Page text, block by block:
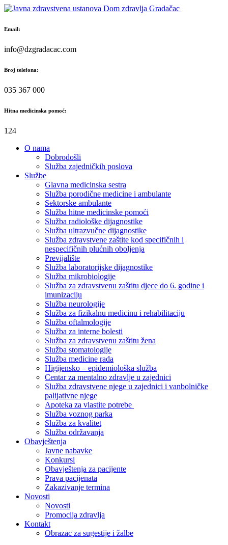
Skip
content
Email:
info@dzgradacac.com
Broj telefona:
035 367 000
Hitna medicinska pomoć:
124
O nama
Dobrodošli
Služba zajedničkih poslova
Službe
Glavna medicinska sestra
Služba porodične medicine i ambulante
Sektorske ambulante
Služba hitne medicinske pomoći
Služba radiološke dijagnostike
Služba ultrazvučne dijagnostike
Služba zdravstvene zaštite kod specifičnih i
nespecifičnih plućnih oboljenja
Previjalište
Služba laboratorijske dijagnostike
Služba mikrobiologije
Služba za zdravstvenu zaštitu djece do 6. godine i
imunizaciju
Služba neurologije
Služba za fizikalnu medicinu i rehabilitaciju
Služba oftalmologije
Služba za interne bolesti
Služba za zdravstvenu zaštitu žena
Služba stomatologije
Služba medicine rada
Higijensko – epidemiološka služba
Centar za mentalno zdravlje u zajednici
Služba zdravstvene njege u zajednici i vanbolničke
palijativne njege
Apoteka za vlastite potrebe
Služba voznog parka
Služba za kvalitet
Služba održavanja
Obavještenja
Javne nabavke
Konkursi
Obavještenja za pacijente
Prava pacijenata
Zakazivanje termina
Novosti
Novosti
Promocija zdravlja
Kontakt
Obrazac za sugestije i žalbe